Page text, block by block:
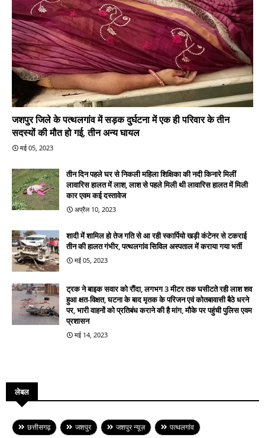
जशपुर जिले के पत्थलगांव में सड़क दुर्घटना में एक ही परिवार के तीन
सदस्यों की मौत हो गई, तीन अन्य घायल
मई 05, 2023
तीन दिन पहले घर से निकली महिला शिक्षिका की नदी किनारे मिलीं
लावारिस हालत में लाश, लाश से पहले मिली थी लावारिस हालत में मिली
कार एवम कई दस्तावेज
अप्रैल 10, 2023
शादी में शामिल हो तेज गति से आ रही स्कार्पियो खड़ी कंटेनर से टकराई
तीन की हालत गंभीर, पत्थलगांव सिविल अस्पताल में कराया गया भर्ती
मई 05, 2023
ट्रक ने बाइक सवार को रौंदा, लगभग 3 मीटर तक घसीटते रही लाश शव
हुआ क्षत-विक्षत, घटना के बाद मृतक के परिजन एवं कोतबावासी बैठे धरने
पर, भारी वाहनों को प्रतिबंध कराने की है मांग, मौके पर पहुंची पुलिस एवम
प्रशासन
मई 14, 2023
लेबल
छत्तीसगढ़ जशपुर जशपुर न्यूज़ पत्थलगांव